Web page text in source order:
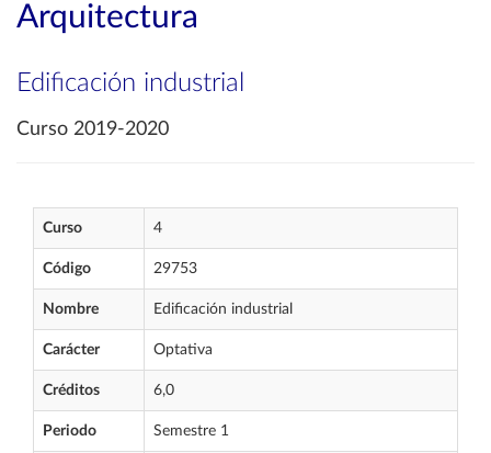
Arquitectura
Edificación industrial
Curso 2019-2020
Curso 4
Código 29753
Nombre Edificación industrial
Carácter Optativa
Créditos 6,0
Periodo Semestre 1